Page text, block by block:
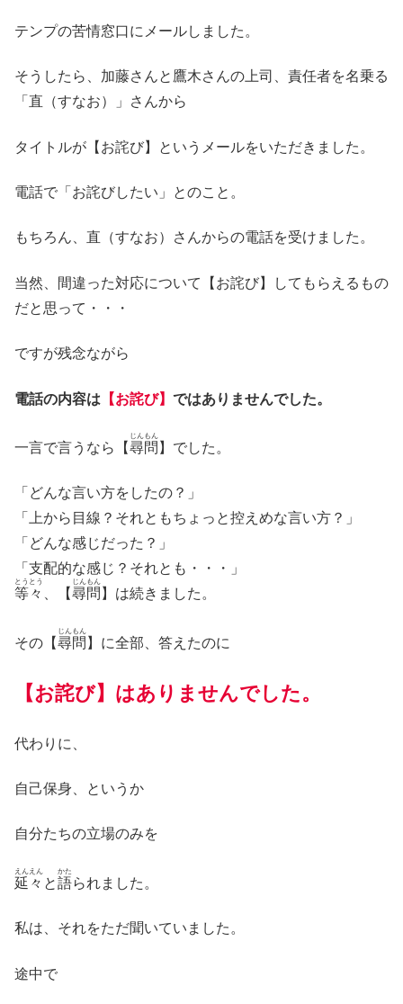
テンプの苦情窓口にメールしました。
そうしたら、加藤さんと鷹木さんの上司、責任者を名乗る
「直（すなお）」さんから
タイトルが【お詫び】というメールをいただきました。
電話で「お詫びしたい」とのこと。
もちろん、直（すなお）さんからの電話を受けました。
当然、間違った対応について【お詫び】してもらえるもの
だと思って・・・
ですが残念ながら
電話の内容は 【お詫び】 ではありませんでした。
一言で言うなら【尋問
じんもん
】でした。
「どんな言い方をしたの？」
「上から目線？それともちょっと控えめな言い方？」
「どんな感じだった？」
「支配的な感じ？それとも・・・」
等々
とうとう
、【尋問
じんもん
】は続きました。
その【尋問
じんもん
】に全部、答えたのに
【お詫び】はありませんでした。
代わりに、
自己保身、というか
自分たちの立場のみを
延々
えんえん
と語
かた
られました。
私は、それをただ聞いていました。
途中で